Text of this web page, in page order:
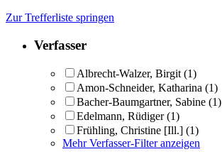
Zur Trefferliste springen
Verfasser
Albrecht-Walzer, Birgit (1)
Amon-Schneider, Katharina (1)
Bacher-Baumgartner, Sabine (1)
Edelmann, Rüdiger (1)
Frühling, Christine [Ill.] (1)
Mehr Verfasser-Filter anzeigen